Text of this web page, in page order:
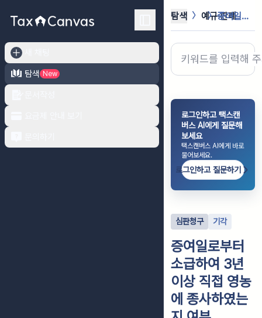
탐색
New
탐색 예규·판례 증여일로부터 소급하여 3년 이상 직접...
로그인하고 택스캔
버스 AI에게 질문해
보세요
택스캔버스 AI에게 바로
물어보세요.
로그인하고 질문하기
심판청구 기각
증여일로부터
소급하여 3년
이상 직접 영농
에 종사하였는